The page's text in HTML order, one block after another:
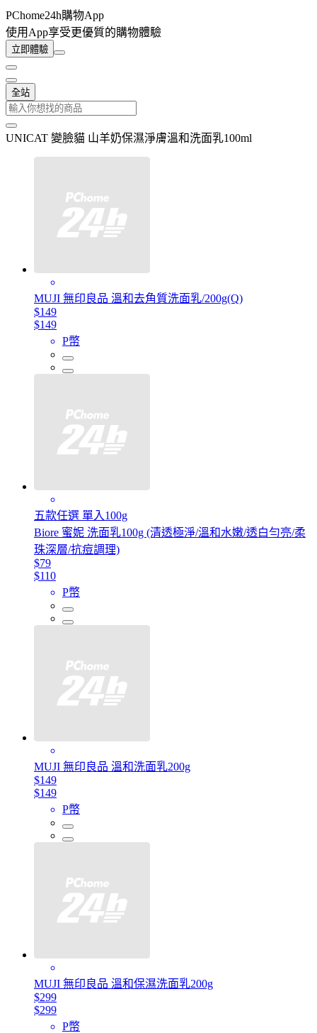
PChome24h購物App
使用App享受更優質的購物體驗
立即體驗
全站
UNICAT 變臉貓 山羊奶保濕淨膚溫和洗面乳100ml
MUJI 無印良品 溫和去角質洗面乳/200g(Q)
$149
$149
P幣
五款任選 單入100g
Biore 蜜妮 洗面乳100g (清透極淨/溫和水嫩/透白勻亮/柔
珠深層/抗痘調理)
$79
$110
P幣
MUJI 無印良品 溫和洗面乳200g
$149
$149
P幣
MUJI 無印良品 溫和保濕洗面乳200g
$299
$299
P幣